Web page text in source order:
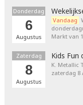
Donderdag
6
Augustus
Vandaag
Markt van
Zaterdag
8
Augustus
Kids Fun
K. Metallic
zaterdag 8